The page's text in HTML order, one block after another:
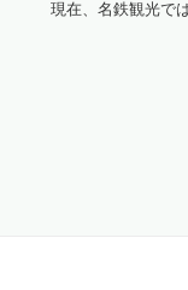
現在、名鉄観光で